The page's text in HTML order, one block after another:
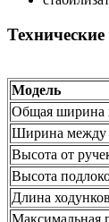
Модель
Общая ширина
Ширина между
Высота от
Высота
Длина ходунков
Максимальная